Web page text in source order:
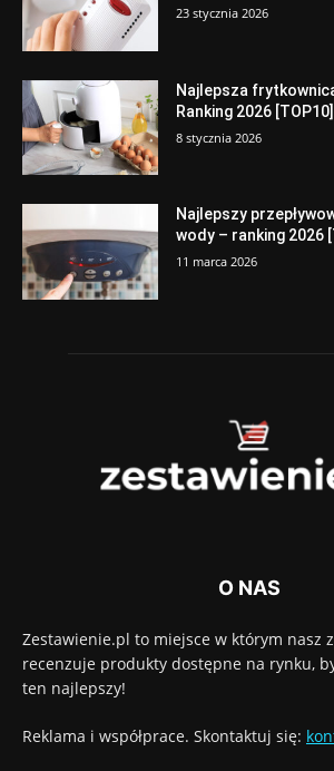
23 stycznia 2026
Najlepsza
Ranking 2026 [TOP10]
8 stycznia 2026
Najlepszy
wody – ranking 2026
11 marca 2026
O NAS
Zestawienie.pl to miejsce w którym nasz
recenzuje produkty dostępne na rynku,
ten najlepszy!
Reklama i współprace. Skontaktuj się: